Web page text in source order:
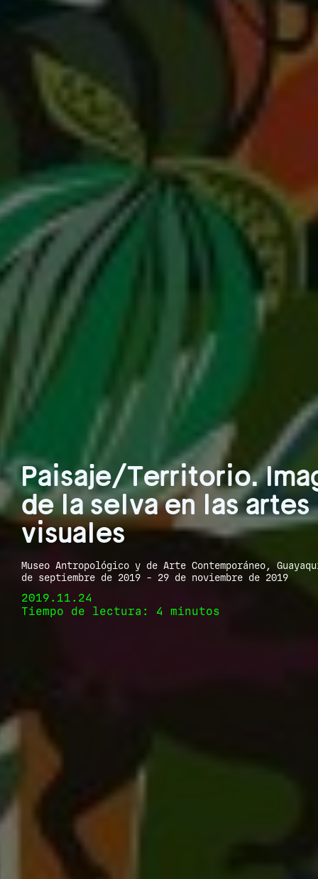
Paisaje/Territorio.
de la selva en las artes
visuales
Museo Antropológico y de Arte Contemporáneo,
de septiembre de 2019 - 29 de noviembre de 2019
2019.11.24
Tiempo de lectura: 4 minutos